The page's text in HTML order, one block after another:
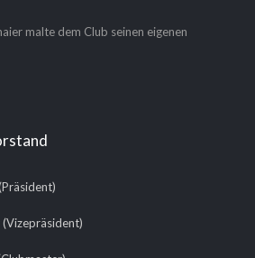
malte dem Club seinen eigenen
(Vizepräsident)